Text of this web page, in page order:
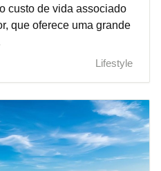
custo de vida associado
que oferece uma grande
Lifestyle